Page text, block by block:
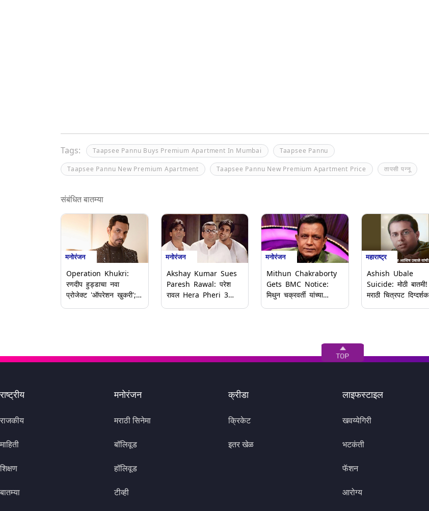
Tags: Taapsee Pannu Buys Premium Apartment In Mumbai Taapsee Pannu
Taapsee Pannu New Premium Apartment Taapsee Pannu New Premium Apartment Price तापसी पन्नू
संबंधित बातम्या
मनोरंजन
Operation Khukri:
रणदीप हुड्डाचा नवा
प्रोजेक्ट 'ऑपरेशन खुकरी';
मनोरंजन
Akshay Kumar Sues
Paresh Rawal: परेश
रावल Hera Pheri 3
मनोरंजन
Mithun Chakraborty
Gets BMC Notice:
मिथुन चक्रवर्ती यांच्या
महाराष्ट्र
Ashish Ubale
Suicide: मोठी बातमी!
मराठी चित्रपट दिग्दर्शक
राष्ट्रीय
राजकीय
माहिती
शिक्षण
बातम्या
मनोरंजन
मराठी सिनेमा
बॉलिवूड
हॉलिवूड
टीव्ही
क्रीडा
क्रिकेट
इतर खेळ
लाइफस्टाइल
खवय्येगिरी
भटकंती
फॅशन
आरोग्य